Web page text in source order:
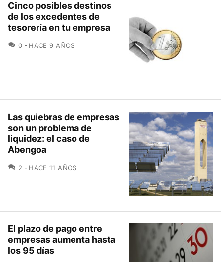
Cinco posibles destinos
de los excedentes de
tesorería en tu empresa
0 COMENTARIOS
HACE 9 AÑOS
Las quiebras de empresas
son un problema de
liquidez: el caso de
Abengoa
2 COMENTARIOS
HACE 11 AÑOS
El plazo de pago entre
empresas aumenta hasta
los 95 días